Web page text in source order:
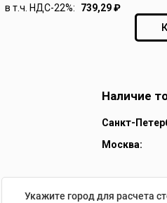
в т.ч. НДС-22%:
739,29₽
Наличие
Санкт-
Москва:
Укажите город для расчета